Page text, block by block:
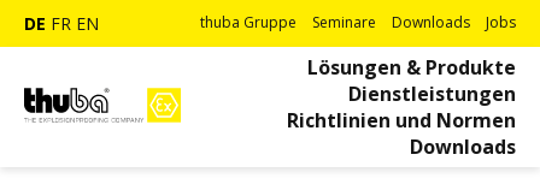
DE FR EN thuba Gruppe Seminare Downloads Jobs
Lösungen & Produkte
Dienstleistungen
Richtlinien und Normen
Downloads